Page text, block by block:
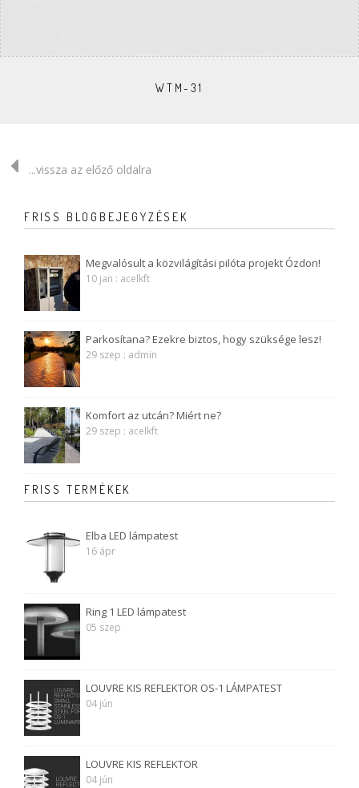
WTM-31
...vissza az előző oldalra
FRISS BLOGBEJEGYZÉSEK
Megvalósult a közvilágítási pilóta projekt Ózdon!
10 jan : acelkft
Parkosítana? Ezekre biztos, hogy szüksége lesz!
29 szep : admin
Komfort az utcán? Miért ne?
29 szep : acelkft
FRISS TERMÉKEK
Elba LED lámpatest
16 ápr
Ring 1 LED lámpatest
05 szep
LOUVRE KIS REFLEKTOR OS-1 LÁMPATEST
04 jún
LOUVRE KIS REFLEKTOR
04 jún